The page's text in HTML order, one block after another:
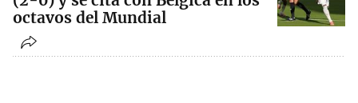
octavos del Mundial